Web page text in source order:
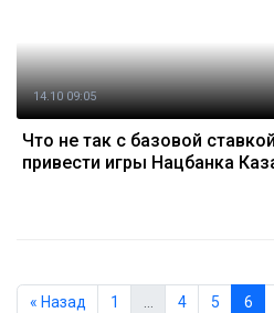
14.10 09:05
Что не так с базовой
привести игры Нацбанка
« Назад 1 … 4 5 6